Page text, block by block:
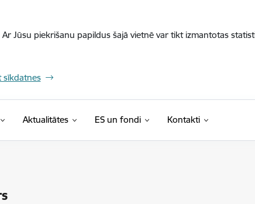
Jūsu piekrišanu papildus šajā vietnē var tikt izmantotas
sīkdatnes
Aktualitātes ES un fondi Kontakti